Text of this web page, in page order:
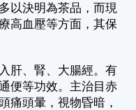
以決明為茶品，而現
高血壓等方面，其保
肝、腎、大腸經。有
便等功效。主治目赤
痛頭暈，視物昏暗，